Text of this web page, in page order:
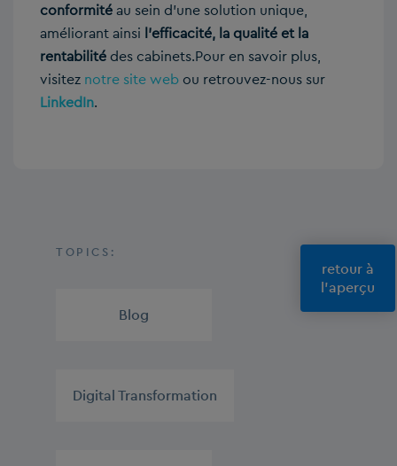
conformité au sein d’une solution unique,
améliorant ainsi l’efficacité, la qualité et la
rentabilité des cabinets.Pour en savoir plus,
visitez notre site web ou retrouvez-nous sur
LinkedIn.
TOPICS:
Blog
Digital Transformation
retour à
l'aperçu